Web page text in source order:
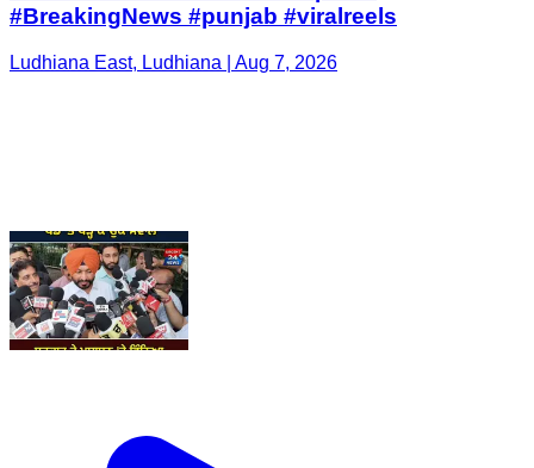
#BreakingNews #punjab #viralreels
Ludhiana East, Ludhiana | Aug 7, 2026